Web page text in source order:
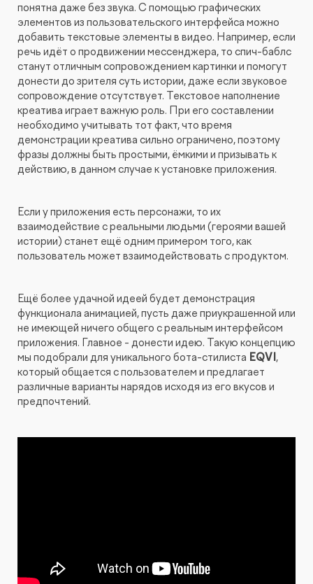
понятна даже без звука. С помощью графических
элементов из пользовательского интерфейса можно
добавить текстовые элементы в видео. Например, если
речь идёт о продвижении мессенджера, то спич-баблс
станут отличным сопровождением картинки и помогут
донести до зрителя суть истории, даже если звуковое
сопровождение отсутствует. Текстовое наполнение
креатива играет важную роль. При его составлении
необходимо учитывать тот факт, что время
демонстрации креатива сильно ограничено, поэтому
фразы должны быть простыми, ёмкими и призывать к
действию, в данном случае к установке приложения.
Если у приложения есть персонажи, то их
взаимодействие с реальными людьми (героями вашей
истории) станет ещё одним примером того, как
пользователь может взаимодействовать с продуктом.
Ещё более удачной идеей будет демонстрация
функционала анимацией, пусть даже приукрашенной или
не имеющей ничего общего с реальным интерфейсом
приложения. Главное - донести идею. Такую концепцию
мы подобрали для уникального бота-стилиста EQVI,
который общается с пользователем и предлагает
различные варианты нарядов исходя из его вкусов и
предпочтений.